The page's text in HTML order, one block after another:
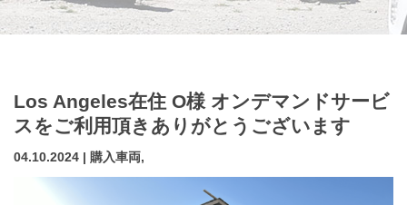
Los Angeles在住 O様 オンデマンドサービ
スをご利用頂きありがとうございます
04.10.2024 | 購入車両,